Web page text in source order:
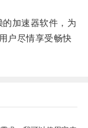
加速器软件，为
户尽情享受畅快